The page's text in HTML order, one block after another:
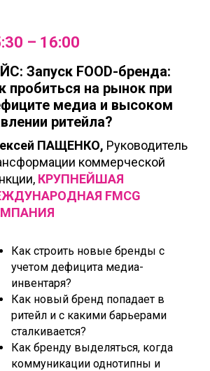
– 16:00
Запуск FOOD-бренда:
пробиться на рынок при
медиа и высоком
ритейла?
ПАЩЕНКО, Руководитель
коммерческой
КРУПНЕЙШАЯ
FMCG
Как строить новые бренды с
учетом дефицита медиа-
инвентаря?
Как новый бренд попадает в
ритейл и с какими барьерами
сталкивается?
Как бренду выделяться, когда
коммуникации однотипны и